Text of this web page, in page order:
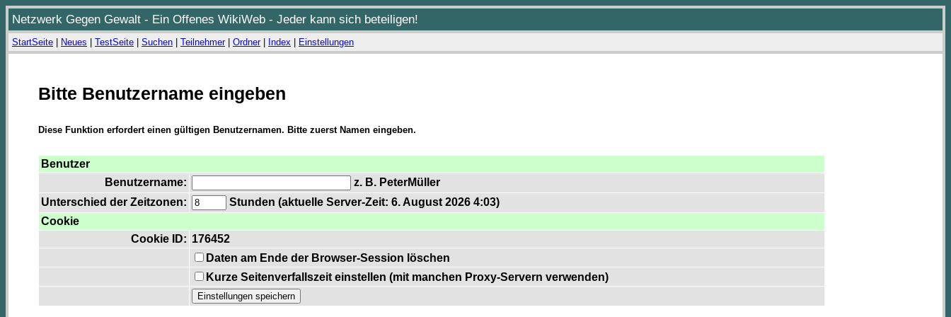
Netzwerk Gegen Gewalt - Ein Offenes WikiWeb - Jeder kann sich beteiligen!
StartSeite Neues TestSeite Suchen Teilnehmer| Ordner| Index Einstellungen
Bitte Benutzername eingeben
Diese Funktion erfordert einen gültigen Benutzernamen. Bitte zuerst Namen eingeben.
Benutzer
Benutzername:
z. B. PeterMüller
Unterschied der Zeitzonen:
Stunden (aktuelle Server-Zeit: 6. August 2026 4:03)
Cookie
Cookie ID: 176452
Daten am Ende der Browser-Session löschen
Kurze Seitenverfallszeit einstellen (mit manchen Proxy-Servern verwenden)